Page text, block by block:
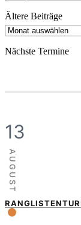
Themen
Ältere Beiträge
Ältere
Nächste Termine
13
AUGUST